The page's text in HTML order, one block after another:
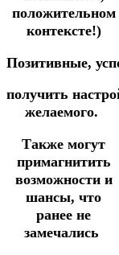
положительном
контексте!)
Позитивные,
получить
желаемого.
Также могут
примагнитить
возможности и
шансы, что
ранее не
замечались